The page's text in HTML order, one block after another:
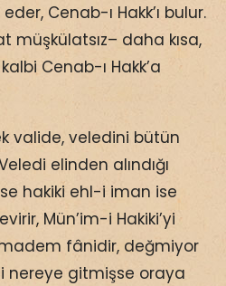
Cenab-ı Hakk’ı bulur.
müşkülatsız– daha kısa,
Cenab-ı Hakk’a
valide, veledini bütün
elinden alındığı
hakiki ehl-i iman ise
Mün’im-i Hakiki’yi
madem fânidir, değmiyor
nereye gitmişse oraya